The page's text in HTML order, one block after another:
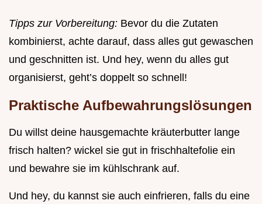
Tipps zur Vorbereitung: Bevor du die Zutaten
kombinierst, achte darauf, dass alles gut gewaschen
und geschnitten ist. Und hey, wenn du alles gut
organisierst, geht’s doppelt so schnell!
Praktische Aufbewahrungslösungen
Du willst deine hausgemachte kräuterbutter lange
frisch halten? wickel sie gut in frischhaltefolie ein
und bewahre sie im kühlschrank auf.
Und hey, du kannst sie auch einfrieren, falls du eine